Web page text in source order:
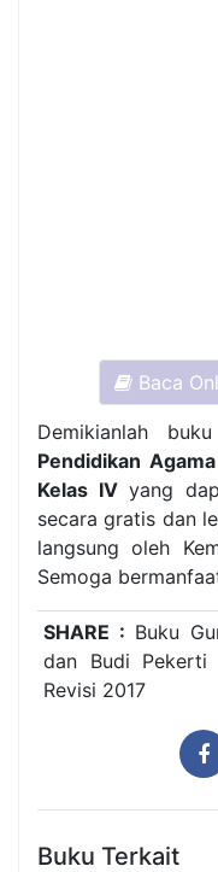
Baca
Demikianlah
Pendidikan
Kelas IVyang
secara gratis dan
langsung oleh
Semoga
SHARE : Buku
dan Budi Pekerti
Revisi 2017
Buku Terkait